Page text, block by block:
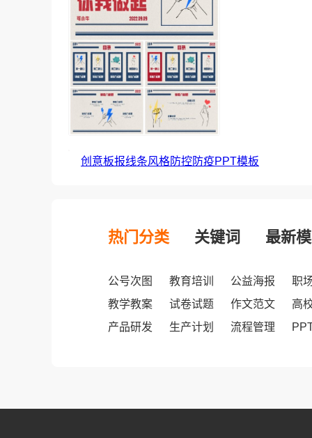
创意板报线条风格防控防疫PPT模板
热门分类 关键词 最新
公号次图 教育培训 公益海报
职
教学教案
试卷试题 作文范文
高
产品研发
生产计划 流程管理